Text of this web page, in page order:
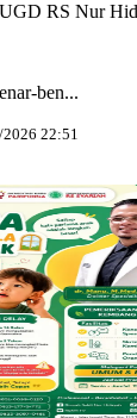
RS Nur
ben...
22:51